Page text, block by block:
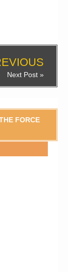
Next Post »
FORCE